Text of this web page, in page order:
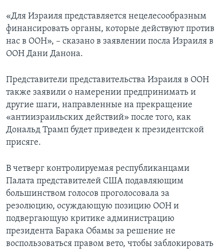
«Для Израиля представляется нецелесообразным
финансировать органы, которые действуют против
нас в ООН», – сказано в заявлении посла Израиля в
ООН Дани Данона.
Представители представительства Израиля в ООН
также заявили о намерении предпринимать и
другие шаги, направленные на прекращение
«антиизраильских действий» после того, как
Дональд Трамп будет приведен к президентской
присяге.
В четверг контролируемая республиканцами
Палата представителей США подавляющим
большинством голосов проголосовала за
резолюцию, осуждающую позицию ООН и
подвергающую критике администрацию
президента Барака Обамы за решение не
воспользоваться правом вето, чтобы заблокировать